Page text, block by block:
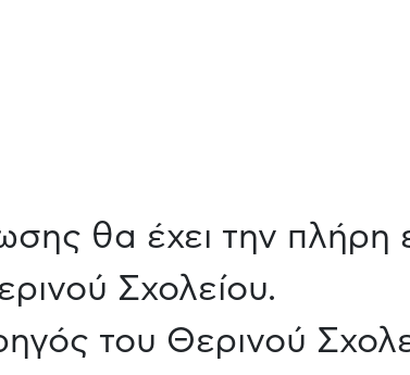
θα έχει την πλήρη
Σχολείου.
του Θερινού